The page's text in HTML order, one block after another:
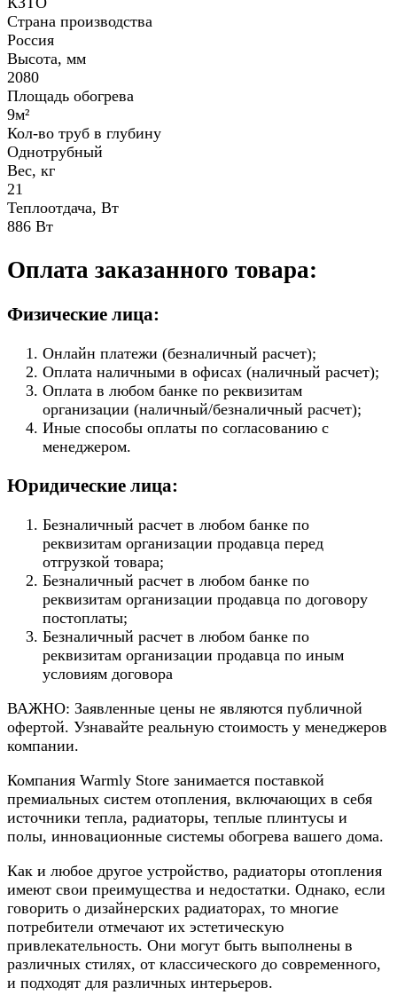
Страна производства
Россия
Высота, мм
2080
Площадь обогрева
9м²
Кол-во труб в глубину
Однотрубный
Вес, кг
21
Теплоотдача, Вт
886 Вт
Оплата заказанного товара:
Физические лица:
Онлайн платежи (безналичный расчет);
Оплата наличными в офисах (наличный расчет);
Оплата в любом банке по реквизитам
организации (наличный/безналичный расчет);
Иные способы оплаты по согласованию с
менеджером.
Юридические лица:
Безналичный расчет в любом банке по
реквизитам организации продавца перед
отгрузкой товара;
Безналичный расчет в любом банке по
реквизитам организации продавца по договору
постоплаты;
Безналичный расчет в любом банке по
реквизитам организации продавца по иным
условиям договора
ВАЖНО: Заявленные цены не являются публичной
офертой. Узнавайте реальную стоимость у менеджеров
компании.
Компания Warmly Store занимается поставкой
премиальных систем отопления, включающих в себя
источники тепла, радиаторы, теплые плинтусы и
полы, инновационные системы обогрева вашего дома.
Как и любое другое устройство, радиаторы отопления
имеют свои преимущества и недостатки. Однако, если
говорить о дизайнерских радиаторах, то многие
потребители отмечают их эстетическую
привлекательность. Они могут быть выполнены в
различных стилях, от классического до современного,
и подходят для различных интерьеров.